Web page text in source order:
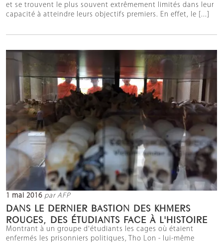
et se trouvent le plus souvent extrêmement limités dans leur
capacité à atteindre leurs objectifs premiers. En effet, le [...]
1 mai 2016 par AFP
DANS LE DERNIER BASTION DES KHMERS
ROUGES, DES ÉTUDIANTS FACE À L'HISTOIRE
Montrant à un groupe d'étudiants les cages où étaient
enfermés les prisonniers politiques, Tho Lon - lui-même